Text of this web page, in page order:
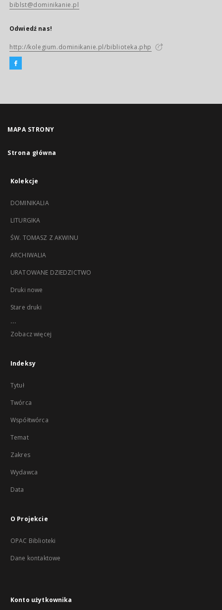
biblst@dominikanie.pl
Odwiedź nas!
http://kolegium.dominikanie.pl/biblioteka.php
MAPA STRONY
Strona główna
Kolekcje
DOMINIKALIA
LITURGIKA
ŚW. TOMASZ Z AKWINU
ARCHIWALIA
URATOWANE DZIEDZICTWO
Druki nowe
Stare druki
...
Zobacz więcej
Indeksy
Tytuł
Twórca
Współtwórca
Temat
Zakres
Wydawca
Data
O Projekcie
OPAC Biblioteki
Dane kontaktowe
Konto użytkownika